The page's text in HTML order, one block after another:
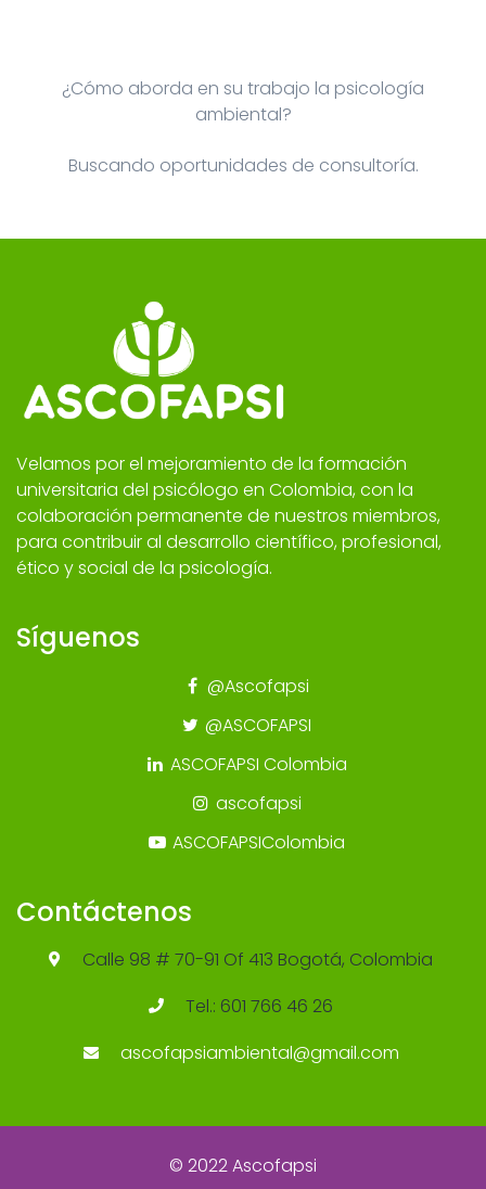
¿Cómo aborda en su trabajo la psicología
ambiental?
Buscando oportunidades de consultoría.
Velamos por el mejoramiento de la formación
universitaria del psicólogo en Colombia, con la
colaboración permanente de nuestros miembros,
para contribuir al desarrollo científico, profesional,
ético y social de la psicología.
Síguenos
@Ascofapsi
@ASCOFAPSI
ASCOFAPSI Colombia
ascofapsi
ASCOFAPSIColombia
Contáctenos
Calle 98 # 70-91 Of 413 Bogotá, Colombia
Tel.: 601 766 46 26
ascofapsiambiental@gmail.com
© 2022 Ascofapsi